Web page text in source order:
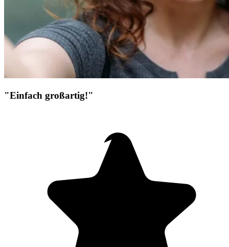
"Einfach großartig!"